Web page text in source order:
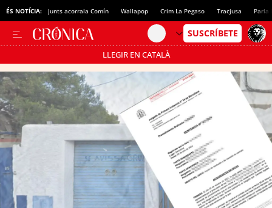
ÉS NOTÍCIA: Junts acorrala Comín Wallapop Crim La Pegaso Tracjusa Parla
LLEGIR EN CATALÀ
Passa’t al mode estalvi